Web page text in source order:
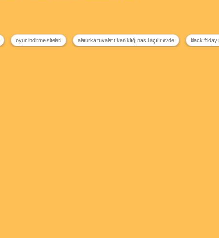
oyun indirme siteleri alaturka tuvalet tıkanıklığı nasıl açılır evde black friday